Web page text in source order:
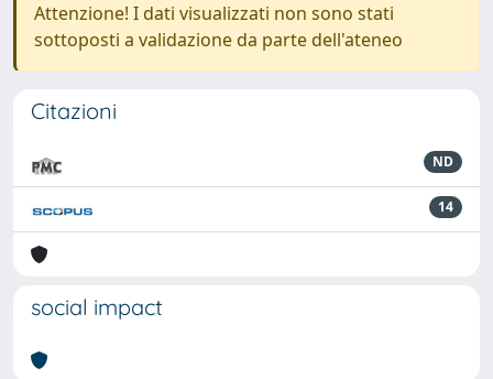
Attenzione! I dati visualizzati non sono stati
sottoposti a validazione da parte dell'ateneo
Citazioni
ND
14
social impact